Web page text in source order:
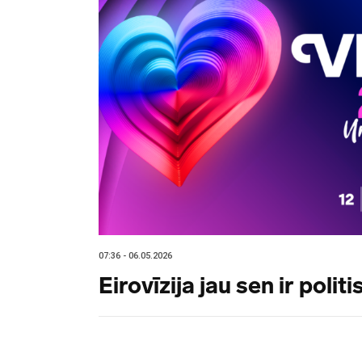
07:36 - 06.05.2026
Eirovīzija jau sen ir